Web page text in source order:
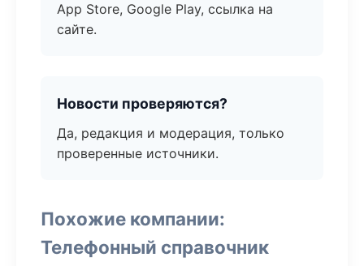
App Store, Google Play, ссылка на
сайте.
Новости проверяются?
Да, редакция и модерация, только
проверенные источники.
Похожие компании:
Телефонный справочник